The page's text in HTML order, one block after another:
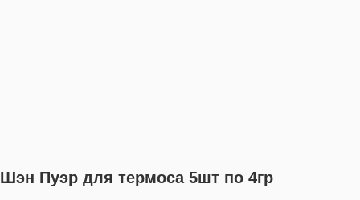
Шэн Пуэр для термоса 5шт по 4гр